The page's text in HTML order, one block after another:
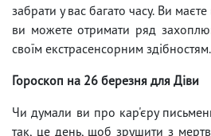
забрати у вас багато часу. Ви маєте
ви можете отримати ряд
своїм екстрасенсорним здібностям.
Гороскоп на 26 березня для Діви
Чи думали ви про кар'єру
так, це день, щоб зрушити з